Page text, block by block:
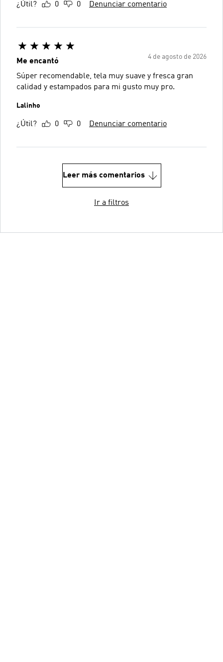
¿Útil? 0 0 Denunciar comentario
4 de agosto de 2026
Me encantó
Súper recomendable, tela muy suave y fresca gran
calidad y estampados para mi gusto muy pro.
Lalinho
¿Útil? 0 0 Denunciar comentario
Leer más comentarios
Ir a filtros